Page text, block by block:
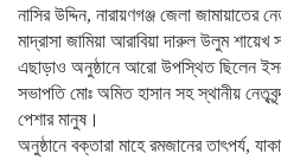
নাসির উদ্দিন, নারায়ণগঞ্জ জেলা জামায়াতের
মাদ্রাসা জামিয়া আরাবিয়া দারুল উলুম শায়েখ
এছাড়াও অনুষ্ঠানে আরো উপস্থিত ছিলেন
সভাপতি মোঃ অমিত হাসান সহ স্থানীয়
পেশার মানুষ।
অনুষ্ঠানে বক্তারা মাহে রমজানের তাৎপর্য,